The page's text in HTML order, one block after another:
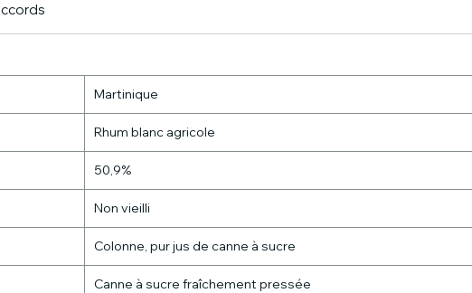
Martinique
Rhum blanc agricole
50,9%
Non vieilli
Colonne, pur jus de canne à sucre
Canne à sucre fraîchement pressée